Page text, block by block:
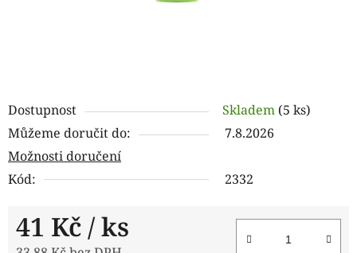
Dostupnost Skladem (5 ks)
Můžeme doručit do:
7.8.2026
Možnosti doručení
Kód:
2332
41 Kč / ks